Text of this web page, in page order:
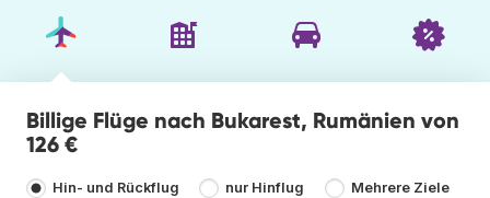
Billige Flüge nach Bukarest, Rumänien von
126 €
Hin- und Rückflug nur Hinflug Mehrere Ziele